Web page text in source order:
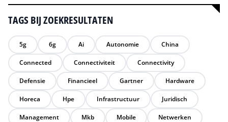
TAGS BIJ ZOEKRESULTATEN
5g 6g Ai Autonomie China
Connected Connectiviteit Connectivity
Defensie Financieel Gartner Hardware
Horeca Hpe Infrastructuur Juridisch
Management Mkb Mobile Netwerken